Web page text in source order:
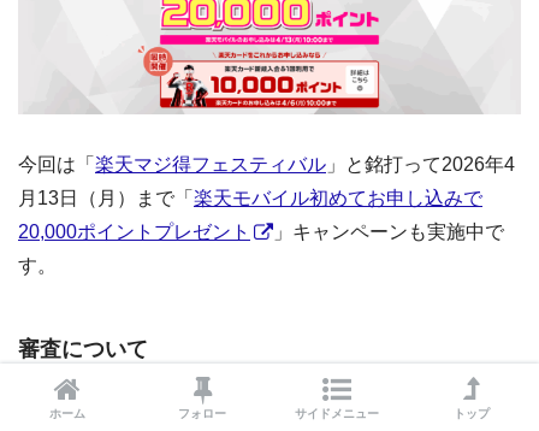
今回は「 楽天マジ得フェスティバル 」と銘打って2026年4
月13日（月）まで「 楽天モバイル初めてお申し込みで
20,000ポイントプレゼント
」キャンペーンも実施中で
す。
審査について
ホーム フォロー サイドメニュー トップ